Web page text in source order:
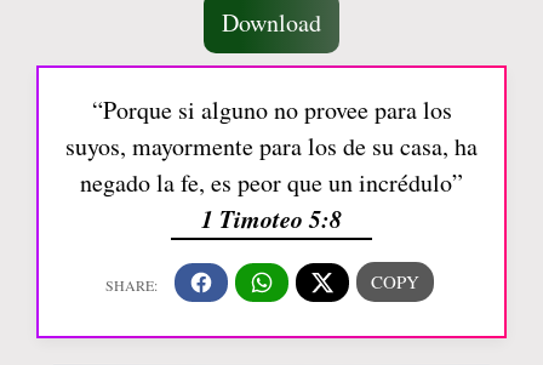
Download
“Porque si alguno no provee para los
suyos, mayormente para los de su casa, ha
negado la fe, es peor que un incrédulo”
1 Timoteo 5:8